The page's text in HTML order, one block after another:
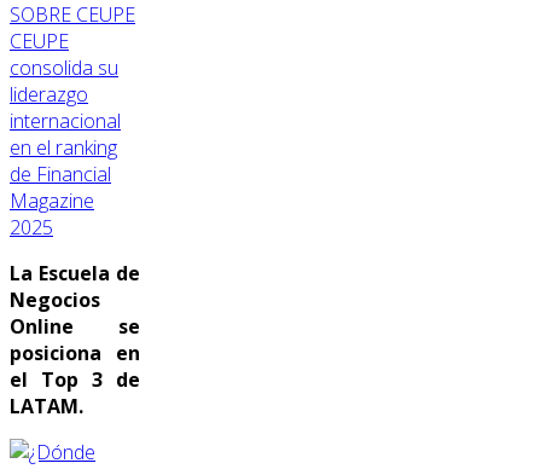
SOBRE CEUPE
CEUPE
consolida su
liderazgo
internacional
en el ranking
de Financial
Magazine
2025
La Escuela de
Negocios
Online se
posiciona en
el Top 3 de
LATAM.